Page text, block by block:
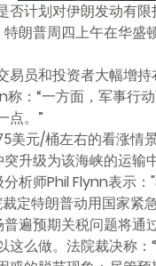
否计划对伊朗发动有
朗普周四上午在华
易员和投资者大幅增持
：“一方面，军事行
点。”
美元/桶左右的看涨情
升级为该海峡的运输
析师Phil Flynn表示
定特朗普动用国家紧
遍预期关税问题将
么做。法院裁决称